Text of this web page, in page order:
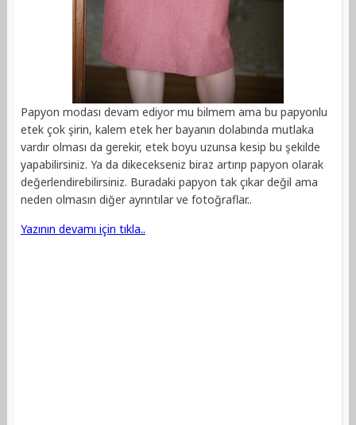
Papyon modası devam ediyor mu bilmem ama bu papyonlu
etek çok şirin, kalem etek her bayanın dolabında mutlaka
vardır olması da gerekir, etek boyu uzunsa kesip bu şekilde
yapabilirsiniz. Ya da dikecekseniz biraz artırıp papyon olarak
değerlendirebilirsiniz. Buradaki papyon tak çıkar değil ama
neden olmasın diğer ayrıntılar ve fotoğraflar..
Yazının devamı için tıkla..